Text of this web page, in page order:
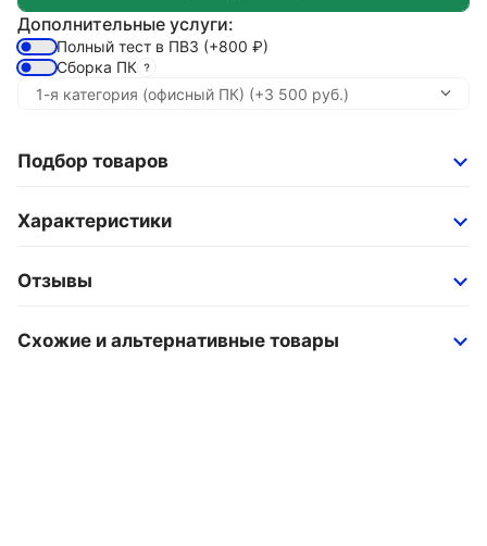
Дополнительные услуги:
Полный тест в ПВЗ (+800 ₽)
Сборка ПК
Подбор товаров
Характеристики
Отзывы
Схожие и альтернативные товары